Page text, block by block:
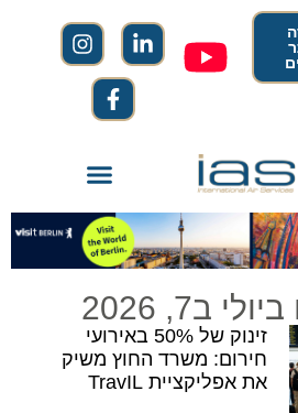
ב7, 2026
זינוק של 50% באירועי
חירום: משרד החוץ משיק
את אפליקציית TravIL